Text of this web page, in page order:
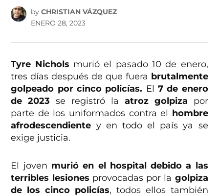
by CHRISTIAN VÁZQUEZ
ENERO 28, 2023
Tyre Nichols murió el pasado 10 de enero,
tres días después de que fuera brutalmente
golpeado por cinco policías. El 7 de enero
de 2023se registró la atroz golpiza por
parte de los uniformados contra el hombre
afrodescendiente y en todo el país ya se
exige justicia.
El joven murió en el hospital debido a las
terribles lesiones provocadas por la golpiza
de los cinco policías, todos ellos también